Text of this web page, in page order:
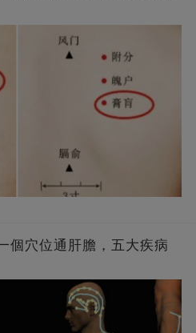
個穴位通肝膽，五大疾病